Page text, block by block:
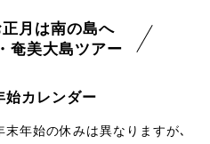
月は南の島へ
奄美大島ツアー
始カレンダー
年始の休みは異なりますが､